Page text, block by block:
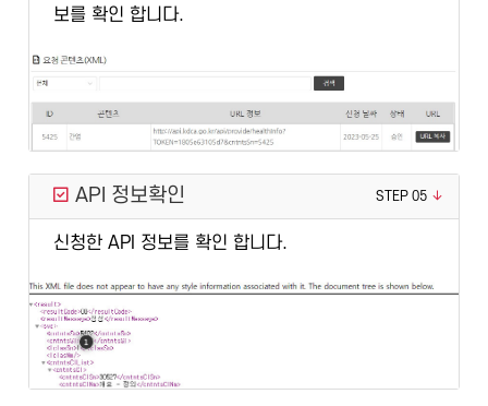
보를 확인 합니다.
API 정보확인 STEP 05
신청한 API 정보를 확인 합니다.